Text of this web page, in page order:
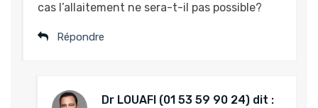
cas l’allaitement ne sera-t-il pas possible?
Répondre
Dr LOUAFI dit :